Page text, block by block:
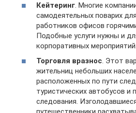
Кейтеринг . Многие
самодеятельных поварих
работников офисов
Подобные услуги нужны и
корпоративных мероприятий.
Торговля вразнос. Этот
жительниц небольших
расположенных по пути
туристических автобусов и
следования.